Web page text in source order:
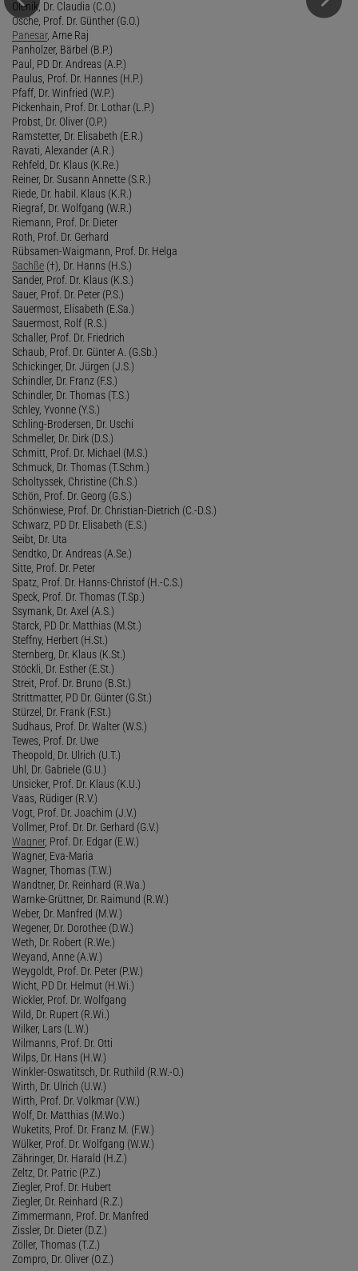
Olenik, Dr. Claudia (C.O.)
Osche, Prof. Dr. Günther (G.O.)
Panesar, Arne Raj
Panholzer, Bärbel (B.P.)
Paul, PD Dr. Andreas (A.P.)
Paulus, Prof. Dr. Hannes (H.P.)
Pfaff, Dr. Winfried (W.P.)
Pickenhain, Prof. Dr. Lothar (L.P.)
Probst, Dr. Oliver (O.P.)
Ramstetter, Dr. Elisabeth (E.R.)
Ravati, Alexander (A.R.)
Rehfeld, Dr. Klaus (K.Re.)
Reiner, Dr. Susann Annette (S.R.)
Riede, Dr. habil. Klaus (K.R.)
Riegraf, Dr. Wolfgang (W.R.)
Riemann, Prof. Dr. Dieter
Roth, Prof. Dr. Gerhard
Rübsamen-Waigmann, Prof. Dr. Helga
Sachße (†), Dr. Hanns (H.S.)
Sander, Prof. Dr. Klaus (K.S.)
Sauer, Prof. Dr. Peter (P.S.)
Sauermost, Elisabeth (E.Sa.)
Sauermost, Rolf (R.S.)
Schaller, Prof. Dr. Friedrich
Schaub, Prof. Dr. Günter A. (G.Sb.)
Schickinger, Dr. Jürgen (J.S.)
Schindler, Dr. Franz (F.S.)
Schindler, Dr. Thomas (T.S.)
Schley, Yvonne (Y.S.)
Schling-Brodersen, Dr. Uschi
Schmeller, Dr. Dirk (D.S.)
Schmitt, Prof. Dr. Michael (M.S.)
Schmuck, Dr. Thomas (T.Schm.)
Scholtyssek, Christine (Ch.S.)
Schön, Prof. Dr. Georg (G.S.)
Schönwiese, Prof. Dr. Christian-Dietrich (C.-D.S.)
Schwarz, PD Dr. Elisabeth (E.S.)
Seibt, Dr. Uta
Sendtko, Dr. Andreas (A.Se.)
Sitte, Prof. Dr. Peter
Spatz, Prof. Dr. Hanns-Christof (H.-C.S.)
Speck, Prof. Dr. Thomas (T.Sp.)
Ssymank, Dr. Axel (A.S.)
Starck, PD Dr. Matthias (M.St.)
Steffny, Herbert (H.St.)
Sternberg, Dr. Klaus (K.St.)
Stöckli, Dr. Esther (E.St.)
Streit, Prof. Dr. Bruno (B.St.)
Strittmatter, PD Dr. Günter (G.St.)
Stürzel, Dr. Frank (F.St.)
Sudhaus, Prof. Dr. Walter (W.S.)
Tewes, Prof. Dr. Uwe
Theopold, Dr. Ulrich (U.T.)
Uhl, Dr. Gabriele (G.U.)
Unsicker, Prof. Dr. Klaus (K.U.)
Vaas, Rüdiger (R.V.)
Vogt, Prof. Dr. Joachim (J.V.)
Vollmer, Prof. Dr. Dr. Gerhard (G.V.)
Wagner, Prof. Dr. Edgar (E.W.)
Wagner, Eva-Maria
Wagner, Thomas (T.W.)
Wandtner, Dr. Reinhard (R.Wa.)
Warnke-Grüttner, Dr. Raimund (R.W.)
Weber, Dr. Manfred (M.W.)
Wegener, Dr. Dorothee (D.W.)
Weth, Dr. Robert (R.We.)
Weyand, Anne (A.W.)
Weygoldt, Prof. Dr. Peter (P.W.)
Wicht, PD Dr. Helmut (H.Wi.)
Wickler, Prof. Dr. Wolfgang
Wild, Dr. Rupert (R.Wi.)
Wilker, Lars (L.W.)
Wilmanns, Prof. Dr. Otti
Wilps, Dr. Hans (H.W.)
Winkler-Oswatitsch, Dr. Ruthild (R.W.-O.)
Wirth, Dr. Ulrich (U.W.)
Wirth, Prof. Dr. Volkmar (V.W.)
Wolf, Dr. Matthias (M.Wo.)
Wuketits, Prof. Dr. Franz M. (F.W.)
Wülker, Prof. Dr. Wolfgang (W.W.)
Zähringer, Dr. Harald (H.Z.)
Zeltz, Dr. Patric (P.Z.)
Ziegler, Prof. Dr. Hubert
Ziegler, Dr. Reinhard (R.Z.)
Zimmermann, Prof. Dr. Manfred
Zissler, Dr. Dieter (D.Z.)
Zöller, Thomas (T.Z.)
Zompro, Dr. Oliver (O.Z.)